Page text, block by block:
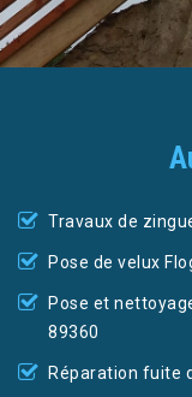
Travaux de
Pose de velux
Pose et
89360
Réparation fuite